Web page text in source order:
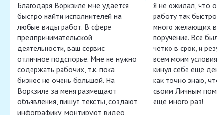
Благодаря Воркзиле мне удаётся
быстро найти исполнителей на
любые виды работ. В сфере
предпринимательской
деятельности, ваш сервис
отличное подспорье. Мне не нужно
содержать рабочих, т.к. пока
бизнес не очень большой. На
Воркзиле за меня размещают
объявления, пишут тексты, создают
инфографику, монтируют видео,
Я не ожидал, что
работу так
много желающих
поручение. Всё
чётко в срок, и
всем моим
кинул себе ещё
как точно знаю,
своим Личным
ещё много раз!